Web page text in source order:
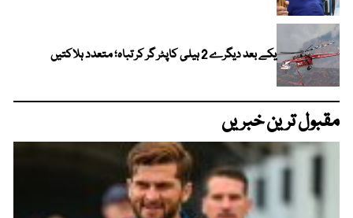
یکے بعد دیگرے 2 ہیلی کاپٹر گر کر تباہ؛ متعدد ہلاکتیں
مقبول ترین خبریں